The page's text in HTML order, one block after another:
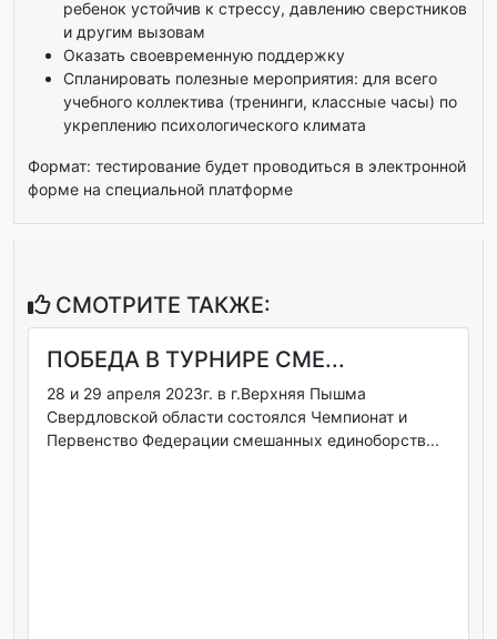
ребенок устойчив к стрессу, давлению сверстников
и другим вызовам
Оказать своевременную поддержку
Спланировать полезные мероприятия: для всего
учебного коллектива (тренинги, классные часы) по
укреплению психологического климата
Формат: тестирование будет проводиться в электронной
форме на специальной платформе
СМОТРИТЕ ТАКЖЕ:
ПОБЕДА В ТУРНИРЕ СМЕ...
28 и 29 апреля 2023г. в г.Верхняя Пышма
Свердловской области состоялся Чемпионат и
Первенство Федерации смешанных единоборств...